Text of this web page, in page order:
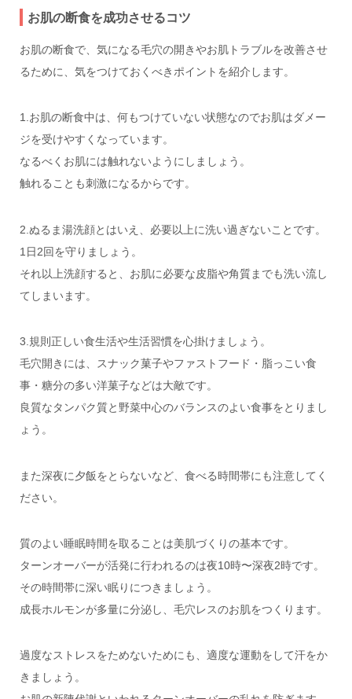
お肌の断食を成功させるコツ
お肌の断食で、気になる毛穴の開きやお肌トラブルを改善させ
るために、気をつけておくべきポイントを紹介します。
1.お肌の断食中は、何もつけていない状態なのでお肌はダメー
ジを受けやすくなっています。
なるべくお肌には触れないようにしましょう。
触れることも刺激になるからです。
2.ぬるま湯洗顔とはいえ、必要以上に洗い過ぎないことです。
1日2回を守りましょう。
それ以上洗顔すると、お肌に必要な皮脂や角質までも洗い流し
てしまいます。
3.規則正しい食生活や生活習慣を心掛けましょう。
毛穴開きには、スナック菓子やファストフード・脂っこい食
事・糖分の多い洋菓子などは大敵です。
良質なタンパク質と野菜中心のバランスのよい食事をとりまし
ょう。
また深夜に夕飯をとらないなど、食べる時間帯にも注意してく
ださい。
質のよい睡眠時間を取ることは美肌づくりの基本です。
ターンオーバーが活発に行われるのは夜10時〜深夜2時です。
その時間帯に深い眠りにつきましょう。
成長ホルモンが多量に分泌し、毛穴レスのお肌をつくります。
過度なストレスをためないためにも、適度な運動をして汗をか
きましょう。